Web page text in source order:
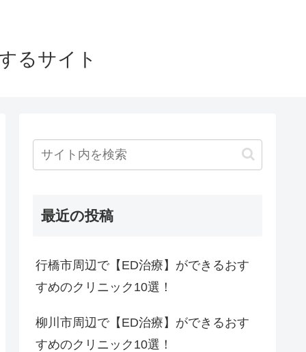
るサイト
最近の投稿
行橋市周辺で【ED治療】ができるおす
すめのクリニック10選！
柳川市周辺で【ED治療】ができるおす
すめのクリニック10選！